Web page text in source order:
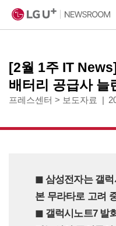
[2월 1주 IT
배터리 공급사 늘
프레스센터 > 보도자료
◼ 삼성전자는 갤럭
본 무라타로 고려
◼︎ 갤럭시노트7 발